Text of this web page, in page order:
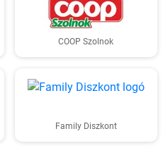
COOP Szolnok
Family Diszkont